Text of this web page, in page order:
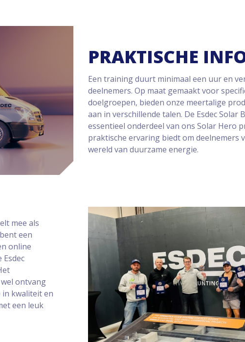
PRAKTISCHE
Een training duurt minimaal een uur en
deelnemers. Op maat gemaakt voor
doelgroepen, bieden onze meertalige
aan in verschillende talen. De Esdec Solar
essentieel onderdeel van ons Solar Hero
praktische ervaring biedt om deelnemers
wereld van duurzame energie.
mee als
een
online
ontvang
in kwaliteit en
een leuk